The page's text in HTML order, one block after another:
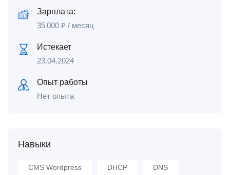
Зарплата:
35 000 ₽ / месяц
Истекает
23.04.2024
Опыт работы
Нет опыта
Навыки
CMS Wordpress DHCP DNS